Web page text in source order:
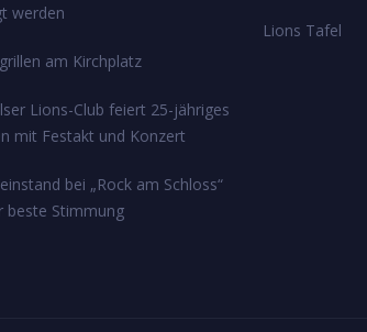
werden
am Kirchplatz
Lions-Club feiert 25-jähriges
mit Festakt und Konzert
bei „Rock am Schloss“
beste Stimmung
Lions Tafel